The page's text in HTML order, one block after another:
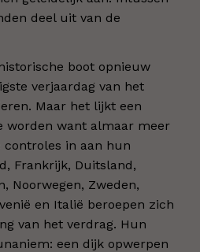
deel uit van de
boot opnieuw
verjaardag van het
Maar het lijkt een
worden want almaar meer
in aan hun
Frankrijk, Duitsland,
Noorwegen, Zweden,
en Italië beroepen zich
van het verdrag. Hun
een dijk opwerpen